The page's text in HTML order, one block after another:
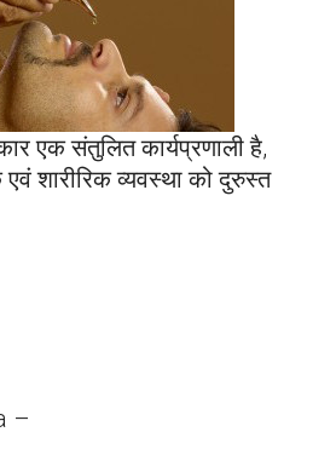
एक संतुलित कार्यप्रणाली है,
एवं शारीरिक व्यवस्था को दुरुस्त
–